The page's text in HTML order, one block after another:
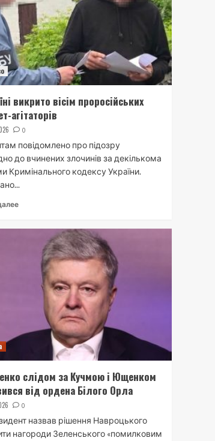
викрито вісім проросійських
агітаторів
0
повідомлено про підозру
до вчинених злочинів за декількома
Кримінального кодексу України.
слідом за Кучмою і Ющенком
від ордена Білого Орла
0
назвав рішення Навроцького
нагороди Зеленського «помилковим